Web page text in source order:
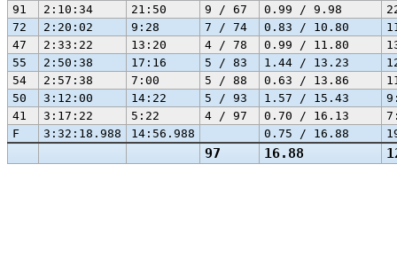
97 16.88
91
2:10:34 21:50 9 / 67 0.99 / 9.98
72
2:20:02 9:28 7 / 74 0.83 / 10.80
47
2:33:22 13:20 4 / 78 0.99 / 11.80
55
2:50:38 17:16 5 / 83 1.44 / 13.23
54
2:57:38 7:00 5 / 88 0.63 / 13.86
50
3:12:00 14:22 5 / 93 1.57 / 15.43
41
3:17:22 5:22 4 / 97 0.70 / 16.13
F
3:32:18.988 14:56.988 0.75 / 16.88